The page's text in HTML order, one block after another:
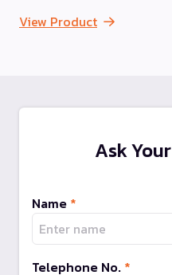
View Product
Ask Your
Name *
Telephone No. *